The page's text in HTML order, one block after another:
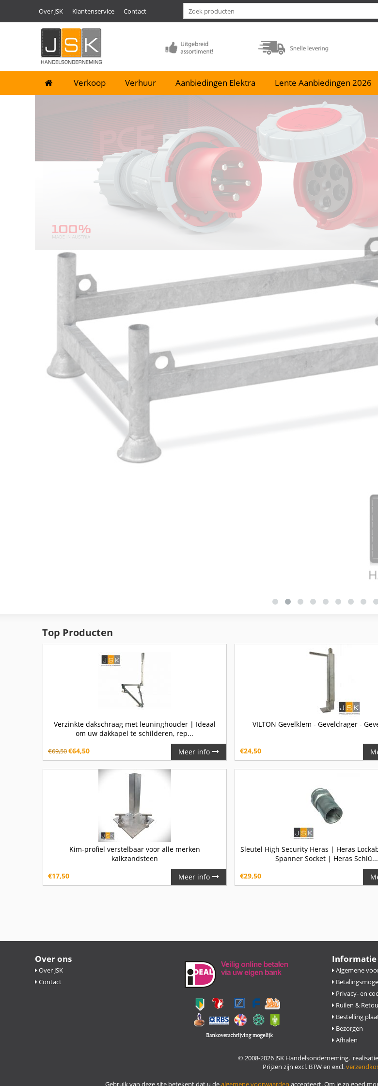
Over JSK Klantenservice Contact
Verkoop Verhuur Aanbiedingen Elektra Lente Aanbiedingen 2026
Top Producten
Verzinkte dakschraag met leuninghouder | Ideaal
om uw dakkapel te schilderen, rep...
€69,50€64,50 Meer info
VILTON Gevelklem - Geveldrager -
€24,50
Kim-profiel verstelbaar voor alle merken
kalkzandsteen
€17,50 Meer info
Sleutel High Security Heras | Heras
Spanner Socket | Heras Schlü...
€29,50
Over ons
Over JSK
Contact
Informatie
Algemene
Privacy- en
Ruilen &
Bestelling
Bezorgen
Afhalen
© 2008-2026 JSK Handelsonderneming. realisatie
Prijzen zijn excl. BTW en excl.
Gebruik van deze site betekent dat u dealgemene voorwaarden accepteert. Om je zo goed